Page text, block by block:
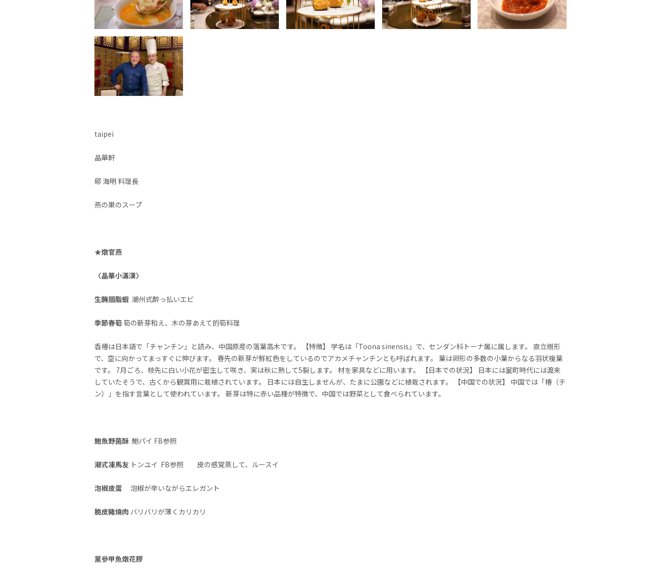
taipei
晶華軒
鄔 海明 料理長
燕の巣のスープ
★燉官燕
〈晶華小滿漢〉
生醃胭脂蝦 潮州式酔っ払いエビ
季節春筍 筍の新芽和え、木の芽あえて的筍料理
香椿は日本語で「チャンチン」と読み、中国原産の落葉高木です。 【特徴】 学名は「Toona sinensis」で、センダン科トーナ属に属します。 直立樹形
で、空に向かってまっすぐに伸びます。 春先の新芽が鮮紅色をしているのでアカメチャンチンとも呼ばれます。 葉は卵形の多数の小葉からなる羽状複葉
です。 7月ごろ、枝先に白い小花が密生して咲き、実は秋に熟して5裂します。 材を家具などに用います。 【日本での状況】 日本には室町時代には渡来
していたそうで、古くから観賞用に栽植されています。 日本には自生しませんが、たまに公園などに植栽されます。 【中国での状況】 中国では「椿（チ
ン）」を指す言葉として使われています。 新芽は特に赤い品種が特徴で、中国では野菜として食べられています。
鮑魚野菌酥 鮑パイ FB参照
潮式凍馬友 トンユイ FB参照 皮の感覚蒸して、ルースイ
泡椒皮蛋 泡椒が辛いながらエレガント
脆皮豬燒肉 バリバリが薄くカリカリ
黨參甲魚燉花膠